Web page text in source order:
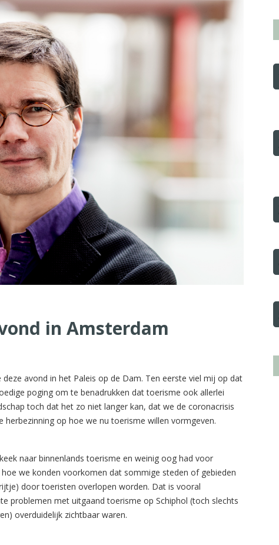
in Amsterdam
avond in het Paleis op de Dam. Ten eerste viel mij op dat
poging om te benadrukken dat toerisme ook allerlei
toch dat het zo niet langer kan, dat we de coronacrisis
op hoe we nu toerisme willen vormgeven.
naar binnenlands toerisme en weinig oog had voor
we konden voorkomen dat sommige steden of gebieden
door toeristen overlopen worden. Dat is vooral
problemen met uitgaand toerisme op Schiphol (toch slechts
overduidelijk zichtbaar waren.